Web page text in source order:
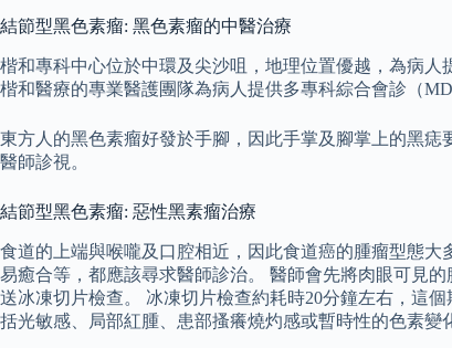
結節型黑色素瘤: 黑色素瘤的中醫治療
楷和專科中心位於中環及尖沙咀，地理位置優越，為病
楷和醫療的專業醫護團隊為病人提供多專科綜合會診（
東方人的黑色素瘤好發於手腳，因此手掌及腳掌上的黑
醫師診視。
結節型黑色素瘤: 惡性黑素瘤治療
食道的上端與喉嚨及口腔相近，因此食道癌的腫瘤型態
易癒合等，都應該尋求醫師診治。 醫師會先將肉眼可見
送冰凍切片檢查。 冰凍切片檢查約耗時20分鐘左右，這
括光敏感、局部紅腫、患部搔癢燒灼感或暫時性的色素變